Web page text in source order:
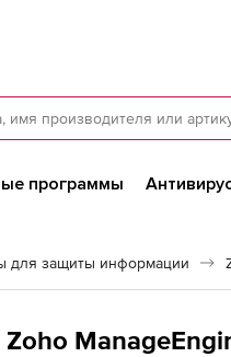
программы
для защиты информации